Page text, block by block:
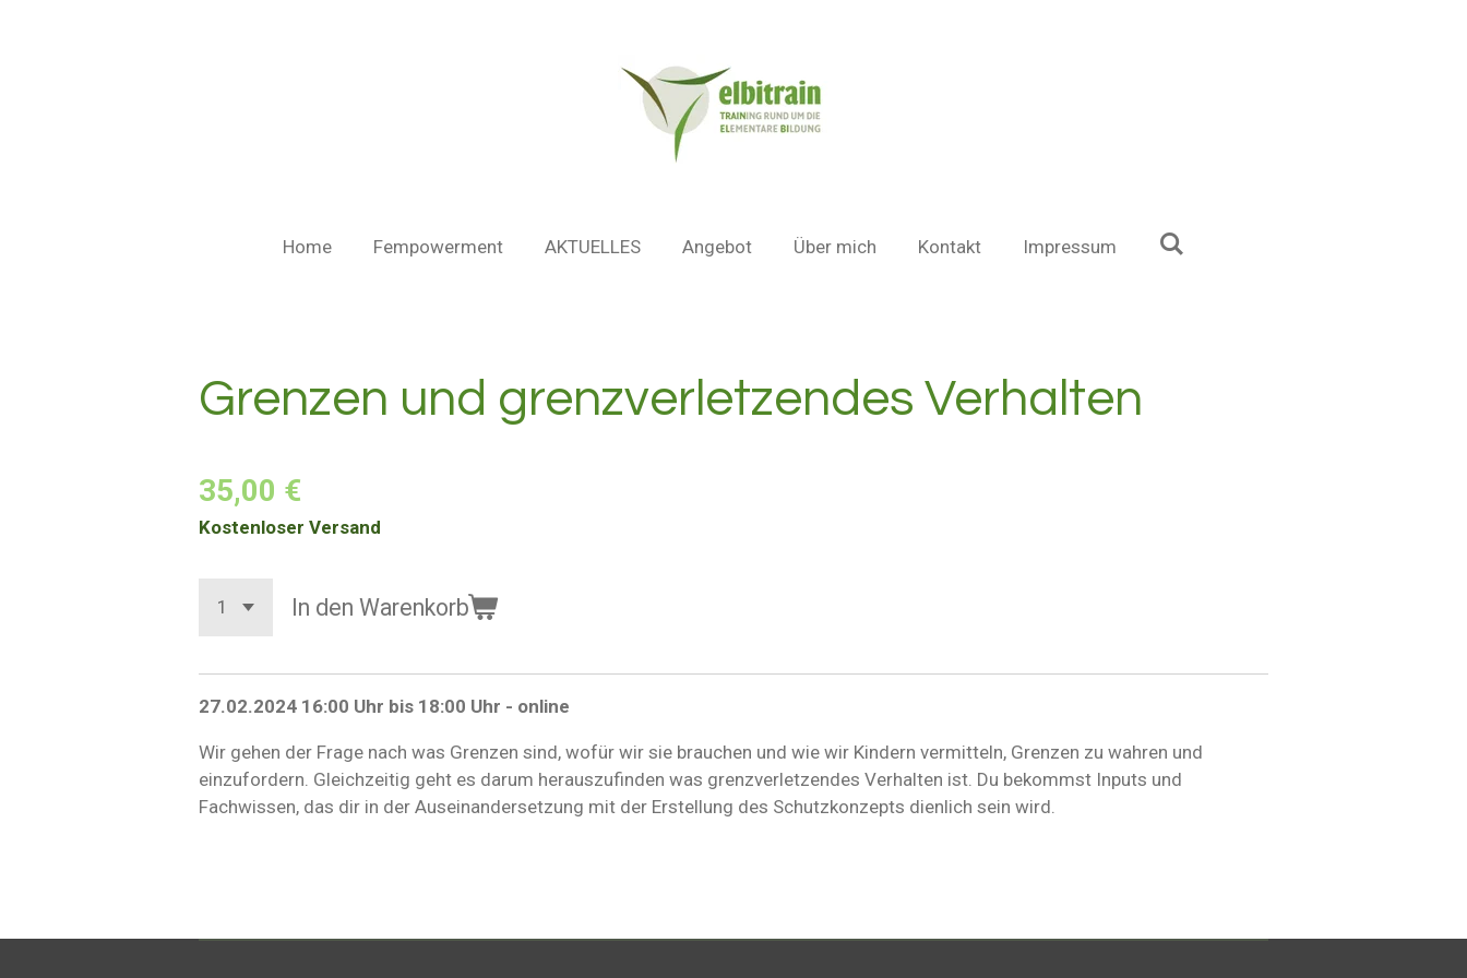
Home Fempowerment AKTUELLES Angebot Über mich Kontakt Impressum
Grenzen und grenzverletzendes Verhalten
35,00 €
Kostenloser Versand
In den Warenkorb
27.02.2024 16:00 Uhr bis 18:00 Uhr - online
Wir gehen der Frage nach was Grenzen sind, wofür wir sie brauchen und wie wir Kindern vermitteln, Grenzen zu wahren und
einzufordern. Gleichzeitig geht es darum herauszufinden was grenzverletzendes Verhalten ist. Du bekommst Inputs und
Fachwissen, das dir in der Auseinandersetzung mit der Erstellung des Schutzkonzepts dienlich sein wird.